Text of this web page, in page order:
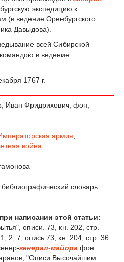
экспедицию к
(в ведение Оренбургского
Давыдова).
всей Сибирской
в ведение
1767 г.
Иван Фридрихович, фон,
армия
война
библиографический словарь.
написании этой статьи:
описи. 73, кн. 202, стр.
2, 7; опись 73, кн. 204, стр. 36.
генерал-майора фон
"Описи Высочайшим